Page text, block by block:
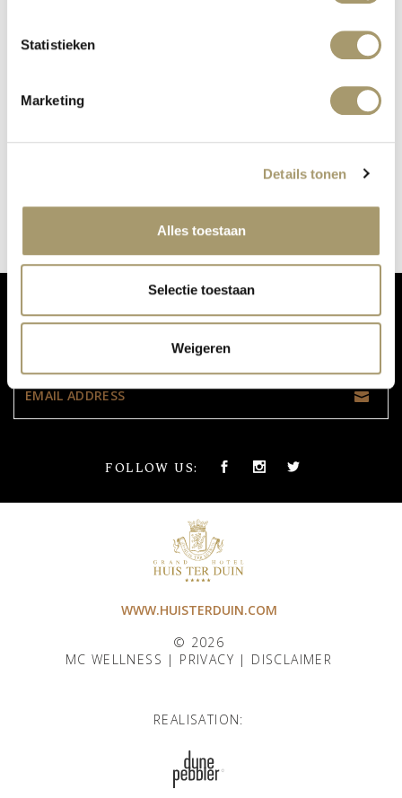
Statistieken
Marketing
Details tonen
Alles toestaan
Selectie toestaan
Weigeren
2787 ALSO AT OUR PERFUME BAR
DON'T MISS OUR UPDATES:
FOLLOW US:
WWW.HUISTERDUIN.COM
© 2026
MC WELLNESS | PRIVACY | DISCLAIMER
REALISATION: